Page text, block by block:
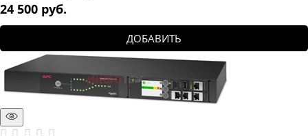
24 500 руб.
ДОБАВИТЬ